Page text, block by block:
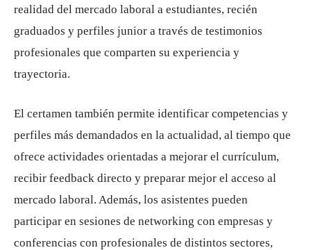
realidad del mercado laboral a estudiantes, recién
graduados y perfiles junior a través de testimonios
profesionales que comparten su experiencia y
trayectoria.
El certamen también permite identificar competencias y
perfiles más demandados en la actualidad, al tiempo que
ofrece actividades orientadas a mejorar el currículum,
recibir feedback directo y preparar mejor el acceso al
mercado laboral. Además, los asistentes pueden
participar en sesiones de networking con empresas y
conferencias con profesionales de distintos sectores,